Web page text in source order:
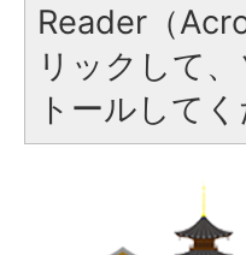
Reader（
リックして
トールしてく